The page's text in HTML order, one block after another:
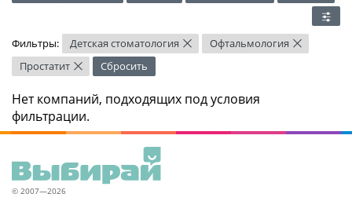
Фильтры: Детская стоматология × Офтальмология ×
Простатит × Сбросить
Нет компаний, подходящих под условия
фильтрации.
© 2007—2026